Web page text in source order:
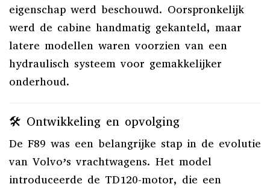
eigenschap werd beschouwd. Oorspronkelijk
werd de cabine handmatig gekanteld, maar
latere modellen waren voorzien van een
hydraulisch systeem voor gemakkelijker
onderhoud.
🛠️ Ontwikkeling en opvolging
De F89 was een belangrijke stap in de evolutie
van Volvo’s vrachtwagens. Het model
introduceerde de TD120-motor, die een